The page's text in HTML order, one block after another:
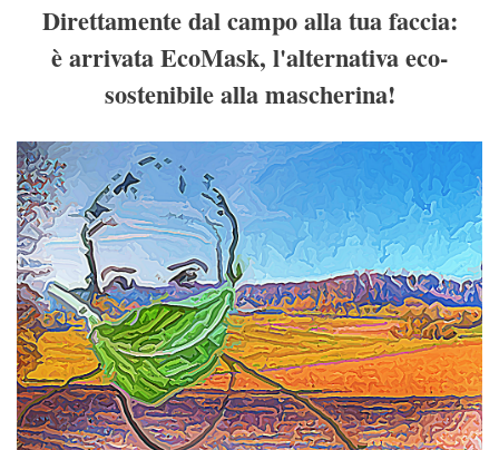
Direttamente dal campo alla tua faccia:
è arrivata EcoMask, l'alternativa eco-
sostenibile alla mascherina!